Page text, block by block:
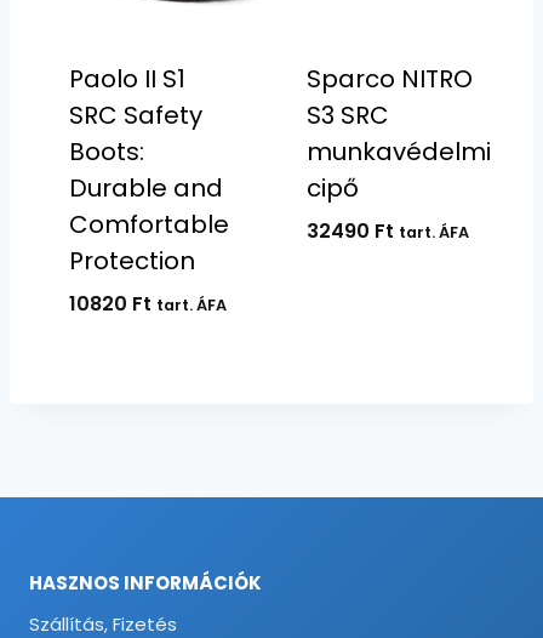
Paolo II S1
SRC Safety
Boots:
Durable and
Comfortable
Protection
10820 Ft tart. ÁFA
Sparco NITRO
S3 SRC
munkavédelmi
cipő
32490 Ft tart. ÁFA
HASZNOS INFORMÁCIÓK
Szállítás, Fizetés